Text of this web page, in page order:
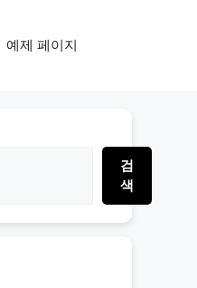
예제 페이지
검
색